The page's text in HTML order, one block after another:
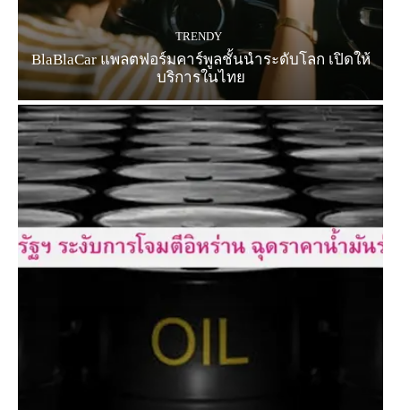
TRENDY
BlaBlaCar แพลตฟอร์มคาร์พูลชั้นนำระดับโลก เปิดให้
บริการในไทย